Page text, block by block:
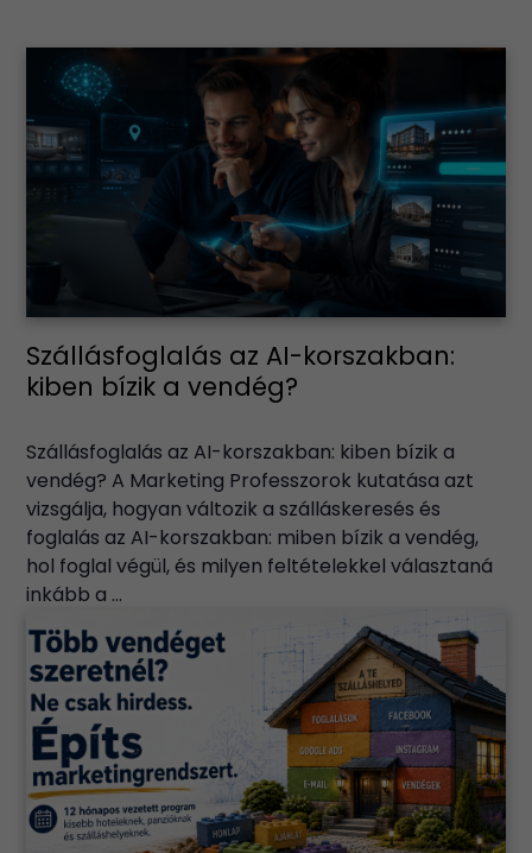
Szállásfoglalás az AI-korszakban:
kiben bízik a vendég?
Szállásfoglalás az AI-korszakban: kiben bízik a
vendég? A Marketing Professzorok kutatása azt
vizsgálja, hogyan változik a szálláskeresés és
foglalás az AI-korszakban: miben bízik a vendég,
hol foglal végül, és milyen feltételekkel választaná
inkább a ...